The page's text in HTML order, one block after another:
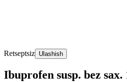
Retseptsiz Ulashish
Ibuprofen susp. bez